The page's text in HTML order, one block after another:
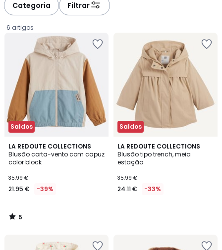
Categoria Filtrar
6 artigos
Saldos
LA REDOUTE COLLECTIONS
Blusão corta-vento com capuz
color block
€
em
de
35.99
35.99 €
21.95 € -39%
5
/
5
5
/
Saldos
LA REDOUTE COLLECTIONS
Blusão tipo trench, meia
estação
35.99 €
24.11 € -33%